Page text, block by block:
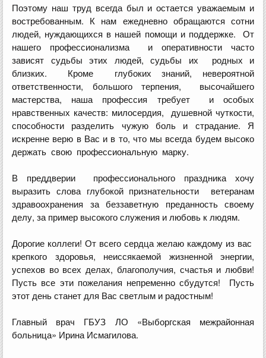
Поэтому наш труд всегда был и остается уважаемым и
востребованным. К нам ежедневно обращаются сотни
людей, нуждающихся в нашей помощи и поддержке. От
нашего профессионализма и оперативности часто
зависят судьбы этих людей, судьбы их родных и
близких. Кроме глубоких знаний, невероятной
ответственности, большого терпения, высочайшего
мастерства, наша профессия требует и особых
нравственных качеств: милосердия, душевной чуткости,
способности разделить чужую боль и страдание. Я
искренне верю в Вас и в то, что мы всегда будем высоко
держать свою профессиональную марку.
В преддверии профессионального праздника хочу
выразить слова глубокой признательности ветеранам
здравоохранения за беззаветную преданность своему
делу, за пример высокого служения и любовь к людям.
Дорогие коллеги! От всего сердца желаю каждому из вас
крепкого здоровья, неиссякаемой жизненной энергии,
успехов во всех делах, благополучия, счастья и любви!
Пусть все эти пожелания непременно сбудутся! Пусть
этот день станет для Вас светлым и радостным!
Главный врач ГБУЗ ЛО «Выборгская межрайонная
больница» Ирина Исмагилова.